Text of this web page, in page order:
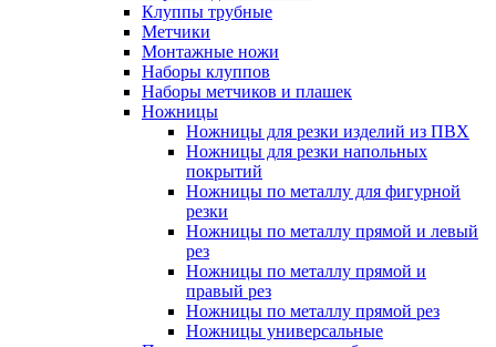
Клуппы трубные
Метчики
Монтажные ножи
Наборы клуппов
Наборы метчиков и плашек
Ножницы
Ножницы для резки изделий из ПВХ
Ножницы для резки напольных
покрытий
Ножницы по металлу для фигурной
резки
Ножницы по металлу прямой и левый
рез
Ножницы по металлу прямой и
правый рез
Ножницы по металлу прямой рез
Ножницы универсальные